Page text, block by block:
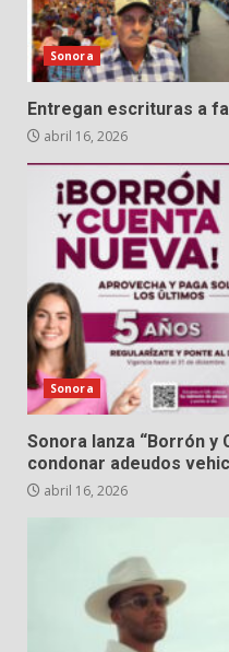
Sonora
Entregan escrituras a
abril 16, 2026
Sonora
Sonora lanza “Borrón y
condonar adeudos
abril 16, 2026